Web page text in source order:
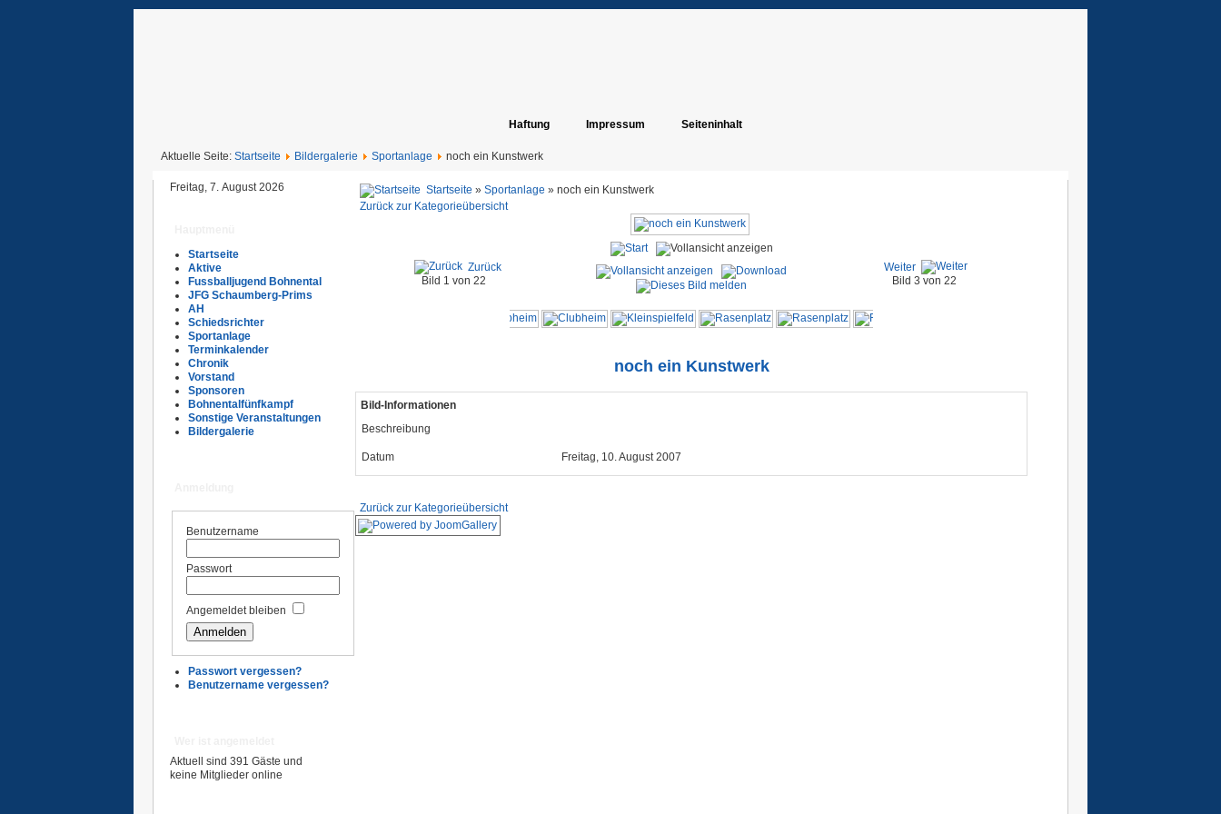
Haftung Impressum Seiteninhalt
Aktuelle Seite: Startseite Bildergalerie Sportanlage noch ein Kunstwerk
Freitag, 7. August 2026
Startseite
Aktive
Fussballjugend Bohnental
JFG Schaumberg-Prims
AH
Schiedsrichter
Sportanlage
Terminkalender
Chronik
Vorstand
Sponsoren
Bohnentalfünfkampf
Sonstige Veranstaltungen
Bildergalerie
Benutzername
Passwort
Angemeldet bleiben
Passwort vergessen?
Benutzername vergessen?
Aktuell sind 391 Gäste und
keine Mitglieder online
Startseite » Sportanlage » noch ein Kunstwerk
Zurück zur Kategorieübersicht
Zurück
Bild 1 von 22
Weiter
Bild 3 von 22
noch ein Kunstwerk
Bild-Informationen
Beschreibung
Datum Freitag, 10. August 2007
Zurück zur Kategorieübersicht